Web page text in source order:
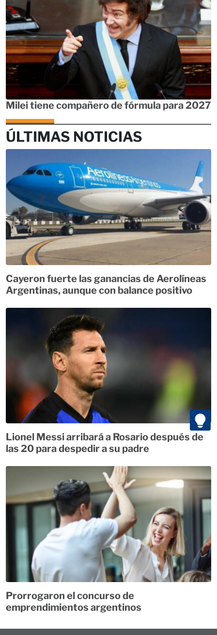
Milei tiene compañero de fórmula para 2027
ÚLTIMAS NOTICIAS
Cayeron fuerte las ganancias de Aerolíneas
Argentinas, aunque con balance positivo
Lionel Messi arribará a Rosario después de
las 20 para despedir a su padre
Prorrogaron el concurso de
emprendimientos argentinos